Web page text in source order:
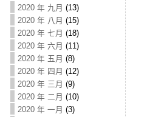
2020 年 九月 (13)
2020 年 八月 (15)
2020 年 七月 (18)
2020 年 六月 (11)
2020 年 五月 (8)
2020 年 四月 (12)
2020 年 三月 (9)
2020 年 二月 (10)
2020 年 一月 (3)